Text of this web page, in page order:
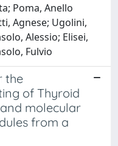
Poma, Anello
Agnese; Ugolini,
Alessio; Elisei,
Fulvio
the
of Thyroid
molecular
from a